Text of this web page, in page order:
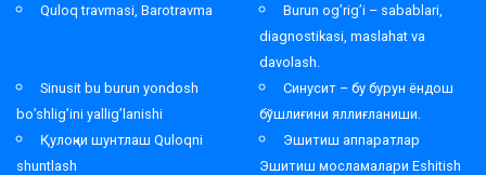
Quloq travmasi, Barotravma
Burun og’rig’i – sabablari,
diagnostikasi, maslahat va
davolash.
Sinusit bu burun yondosh
bo’shlig’ini yallig’lanishi
Синусит – бу бурун ёндош
бўшлиғини яллиғланиши.
Қулоқни шунтлаш Quloqni
shuntlash
Эшитиш аппаратлар
Эшитиш мосламалари Eshitish